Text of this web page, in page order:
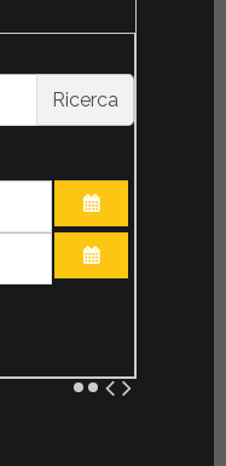
Ricerca
ABRIR EL